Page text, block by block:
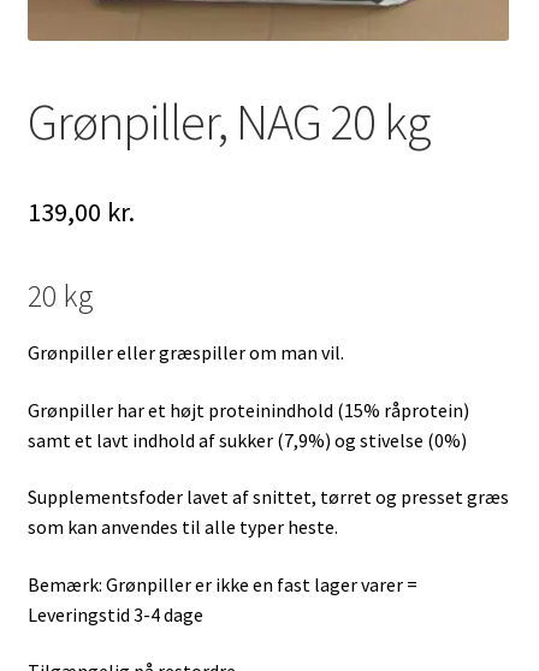
Grønpiller, NAG 20 kg
139,00 kr.
20 kg
Grønpiller eller græspiller om man vil.
Grønpiller har et højt proteinindhold (15% råprotein)
samt et lavt indhold af sukker (7,9%) og stivelse (0%)
Supplementsfoder lavet af snittet, tørret og presset græs
som kan anvendes til alle typer heste.
Bemærk: Grønpiller er ikke en fast lager varer =
Leveringstid 3-4 dage